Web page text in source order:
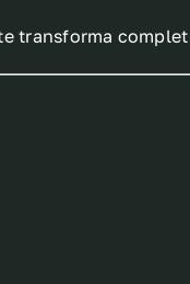
transforma